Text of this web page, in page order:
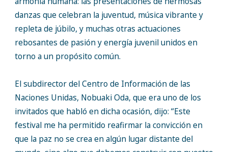
danzas que celebran la juventud, música vibrante y
repleta de júbilo, y muchas otras actuaciones
rebosantes de pasión y energía juvenil unidos en
torno a un propósito común.
El subdirector del Centro de Información de las
Naciones Unidas, Nobuaki Oda, que era uno de los
invitados que habló en dicha ocasión, dijo: “Este
festival me ha permitido reafirmar la convicción en
que la paz no se crea en algún lugar distante del